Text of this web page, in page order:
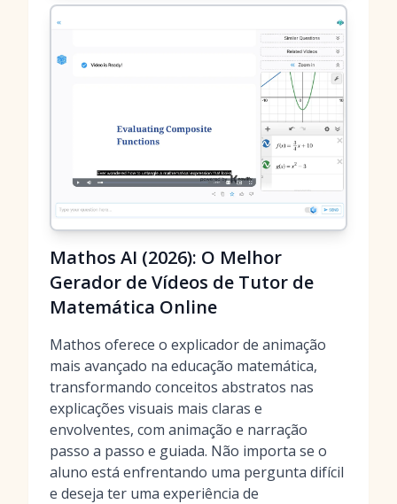
Mathos AI (2026): O Melhor
Gerador de Vídeos de Tutor de
Matemática Online
Mathos oferece o explicador de animação
mais avançado na educação matemática,
transformando conceitos abstratos nas
explicações visuais mais claras e
envolventes, com animação e narração
passo a passo e guiada. Não importa se o
aluno está enfrentando uma pergunta difícil
e deseja ter uma experiência de